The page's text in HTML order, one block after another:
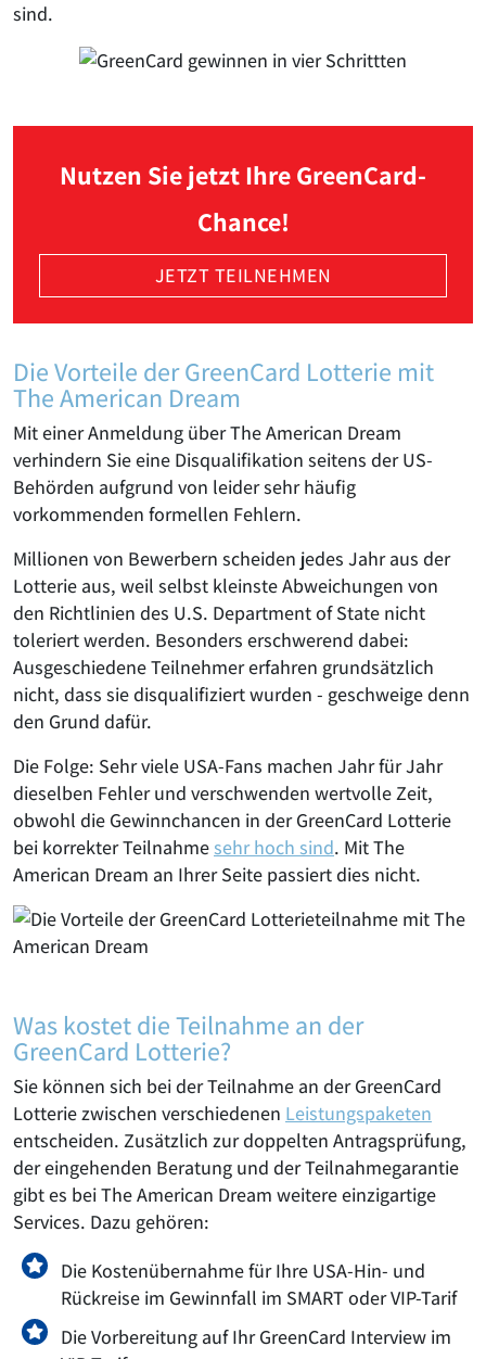
sind.
Nutzen Sie jetzt Ihre GreenCard-
Chance!
JETZT TEILNEHMEN
Die Vorteile der GreenCard Lotterie mit
The American Dream
Mit einer Anmeldung über The American Dream
verhindern Sie eine Disqualifikation seitens der US-
Behörden aufgrund von leider sehr häufig
vorkommenden formellen Fehlern.
Millionen von Bewerbern scheiden jedes Jahr aus der
Lotterie aus, weil selbst kleinste Abweichungen von
den Richtlinien des U.S. Department of State nicht
toleriert werden. Besonders erschwerend dabei:
Ausgeschiedene Teilnehmer erfahren grundsätzlich
nicht, dass sie disqualifiziert wurden - geschweige denn
den Grund dafür.
Die Folge: Sehr viele USA-Fans machen Jahr für Jahr
dieselben Fehler und verschwenden wertvolle Zeit,
obwohl die Gewinnchancen in der GreenCard Lotterie
bei korrekter Teilnahmesehr hoch sind. Mit The
American Dream an Ihrer Seite passiert dies nicht.
Was kostet die Teilnahme an der
GreenCard Lotterie?
Sie können sich bei der Teilnahme an der GreenCard
Lotterie zwischen verschiedenen Leistungspaketen
entscheiden. Zusätzlich zur doppelten Antragsprüfung,
der eingehenden Beratung und der Teilnahmegarantie
gibt es bei The American Dream weitere einzigartige
Services. Dazu gehören:
Die Kostenübernahme für Ihre USA-Hin- und
Rückreise im Gewinnfall im SMART oder VIP-Tarif
Die Vorbereitung auf Ihr GreenCard Interview im